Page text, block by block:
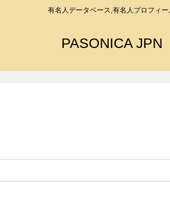
有名人データベース,有名人プロフィー
PASONICA JPN